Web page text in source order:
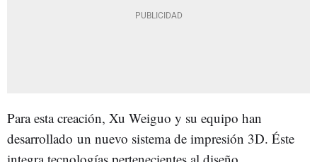
Para esta creación, Xu Weiguo y su equipo han
desarrollado un nuevo sistema de impresión 3D. Éste